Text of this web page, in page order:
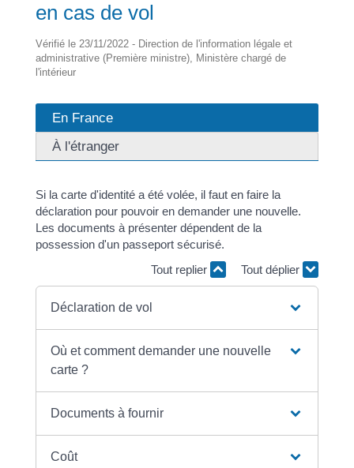
en cas de vol
Vérifié le 23/11/2022 - Direction de l'information légale et
administrative (Première ministre), Ministère chargé de
l'intérieur
En France
À l'étranger
Si la carte d'identité a été volée, il faut en faire la
déclaration pour pouvoir en demander une nouvelle.
Les documents à présenter dépendent de la
possession d'un passeport sécurisé.
Tout replier
Tout déplier
Déclaration de vol
Où et comment demander une nouvelle
carte ?
Documents à fournir
Coût